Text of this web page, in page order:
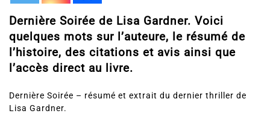
Dernière Soirée de Lisa Gardner. Voici
quelques mots sur l’auteure, le résumé de
l’histoire, des citations et avis ainsi que
Dernière Soirée – résumé et extrait du dernier thriller de